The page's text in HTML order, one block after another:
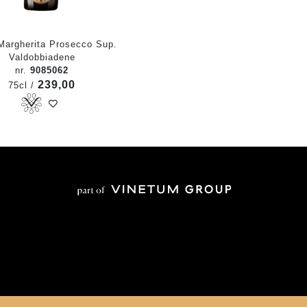
Prosecco Sup.
Valdobbiadene
nr. 9085062
75cl / 239,00